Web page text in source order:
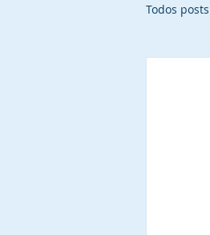
Todos posts